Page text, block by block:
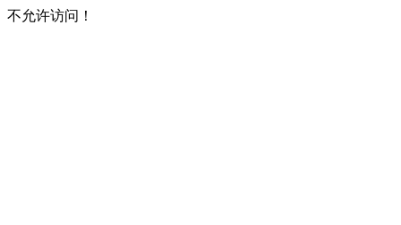
不允许访问！